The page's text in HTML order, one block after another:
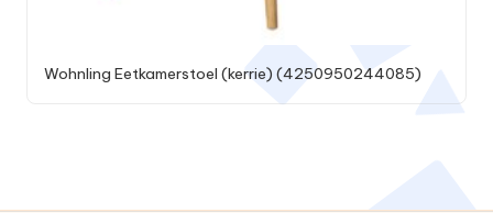
Wohnling Eetkamerstoel (kerrie) (4250950244085)